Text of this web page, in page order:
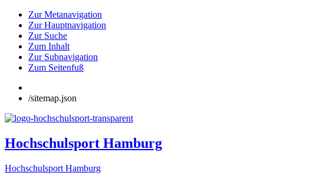
Zur Metanavigation
Zur Hauptnavigation
Zur Suche
Zum Inhalt
Zur Subnavigation
Zum Seitenfuß
/sitemap.json
Hochschulsport Hamburg
Hochschulsport Hamburg